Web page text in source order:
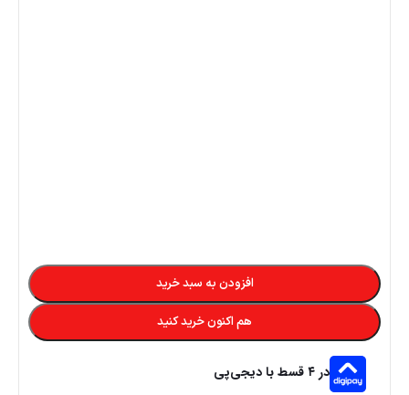
افزودن به سبد خرید
هم اکنون خرید کنید
در ۴ قسط با دیجی‌پی